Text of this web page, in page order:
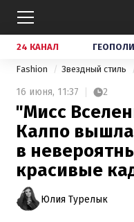
24 КАНАЛ
Fashion Звездный стиль
16 июня, 11:37 2
"Мисс
Калпо вышла
в
красивые
Юлия Турелык